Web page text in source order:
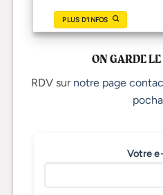
PLUS D'INFOS
ON GARDE
RDV sur notre page
Votre